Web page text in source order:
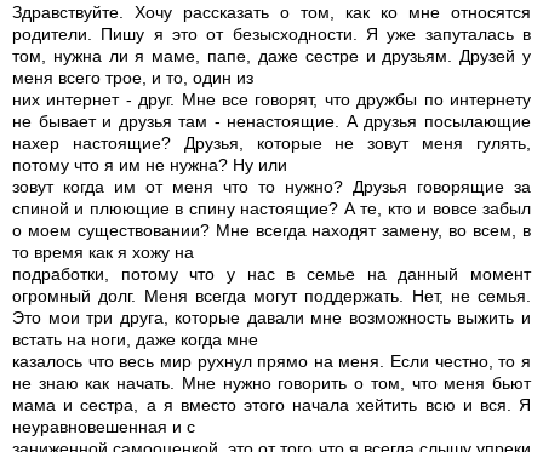
Здравствуйте. Хочу рассказать о том, как ко мне относятся
родители. Пишу я это от безысходности. Я уже запуталась в
том, нужна ли я маме, папе, даже сестре и друзьям. Друзей у
меня всего трое, и то, один из
них интернет - друг. Мне все говорят, что дружбы по интернету
не бывает и друзья там - ненастоящие. А друзья посылающие
нахер настоящие? Друзья, которые не зовут меня гулять,
потому что я им не нужна? Ну или
зовут когда им от меня что то нужно? Друзья говорящие за
спиной и плюющие в спину настоящие? А те, кто и вовсе забыл
о моем существовании? Мне всегда находят замену, во всем, в
то время как я хожу на
подработки, потому что у нас в семье на данный момент
огромный долг. Меня всегда могут поддержать. Нет, не семья.
Это мои три друга, которые давали мне возможность выжить и
встать на ноги, даже когда мне
казалось что весь мир рухнул прямо на меня. Если честно, то я
не знаю как начать. Мне нужно говорить о том, что меня бьют
мама и сестра, а я вместо этого начала хейтить всю и вся. Я
неуравновешенная и с
заниженной самооценкой, это от того что я всегда слышу упреки